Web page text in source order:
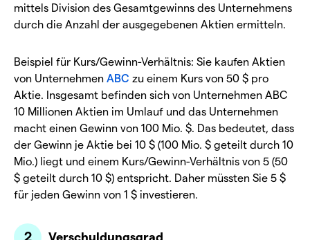
mittels Division des Gesamtgewinns des Unternehmens
durch die Anzahl der ausgegebenen Aktien ermitteln.
Beispiel für Kurs/Gewinn-Verhältnis: Sie kaufen Aktien
von Unternehmen ABC zu einem Kurs von 50 $ pro
Aktie. Insgesamt befinden sich von Unternehmen ABC
10 Millionen Aktien im Umlauf und das Unternehmen
macht einen Gewinn von 100 Mio. $. Das bedeutet, dass
der Gewinn je Aktie bei 10 $ (100 Mio. $ geteilt durch 10
Mio.) liegt und einem Kurs/Gewinn-Verhältnis von 5 (50
$ geteilt durch 10 $) entspricht. Daher müssten Sie 5 $
für jeden Gewinn von 1 $ investieren.
Verschuldungsgrad